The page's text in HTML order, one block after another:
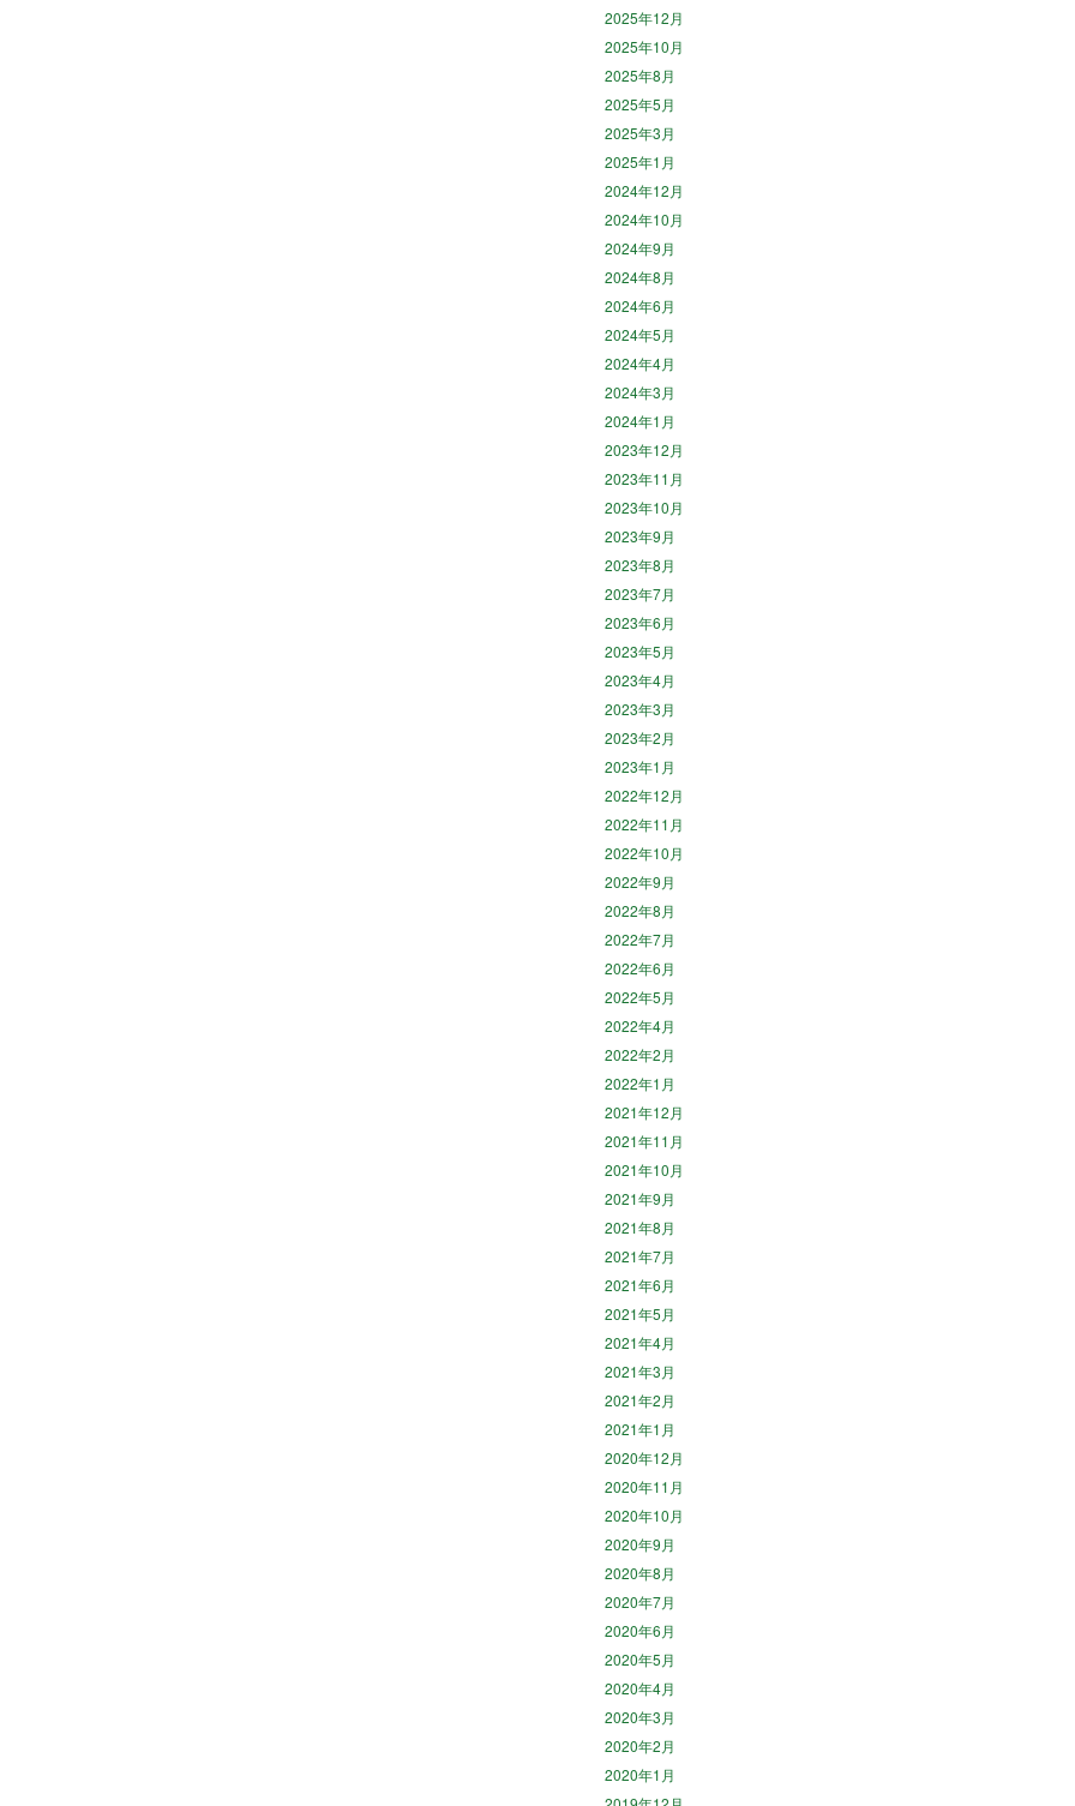
2025年12月
2025年10月
2025年8月
2025年5月
2025年3月
2025年1月
2024年12月
2024年10月
2024年9月
2024年8月
2024年6月
2024年5月
2024年4月
2024年3月
2024年1月
2023年12月
2023年11月
2023年10月
2023年9月
2023年8月
2023年7月
2023年6月
2023年5月
2023年4月
2023年3月
2023年2月
2023年1月
2022年12月
2022年11月
2022年10月
2022年9月
2022年8月
2022年7月
2022年6月
2022年5月
2022年4月
2022年2月
2022年1月
2021年12月
2021年11月
2021年10月
2021年9月
2021年8月
2021年7月
2021年6月
2021年5月
2021年4月
2021年3月
2021年2月
2021年1月
2020年12月
2020年11月
2020年10月
2020年9月
2020年8月
2020年7月
2020年6月
2020年5月
2020年4月
2020年3月
2020年2月
2020年1月